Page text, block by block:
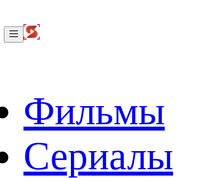
Фильмы
Сериалы